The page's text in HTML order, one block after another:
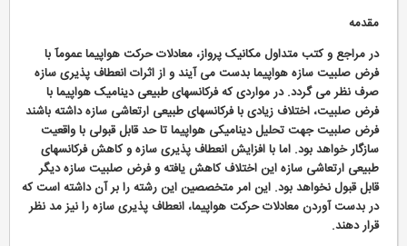
مقدمه
در مراجع و کتب متداول مکانیک پرواز، معادلات حرکت هواپیما عمومآ با
فرض صلبیت سازه هواپیما بدست می آیند و از اثرات انعطاف پذیری سازه
صرف نظر می گردد. در مواردی که فرکانسهای طبیعی دینامیک هواپیما با
فرض صلبیت، اختلاف زیادی با فرکانسهای طبیعی ارتعاشی سازه داشته باشند
فرض صلبیت جهت تحلیل دینامیکی هواپیما تا حد قابل قبولی با واقعیت
سازگار خواهد بود. اما با افزایش انعطاف پذیری سازه و کاهش فرکانسهای
طبیعی ارتعاشی سازه این اختلاف کاهش یافته و فرض صلبیت سازه دیگر
قابل قبول نخواهد بود. این امر متخصصین این رشته را بر آن داشته است که
در بدست آوردن معادلات حرکت هواپیما، انعطاف پذیری سازه را نیز مد نظر
قرار دهند.